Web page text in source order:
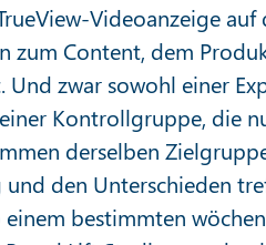
Videoanzeige
zum Content, dem
Und zwar sowohl einer
Kontrollgruppe, die
derselben
den Unterschieden
bestimmten